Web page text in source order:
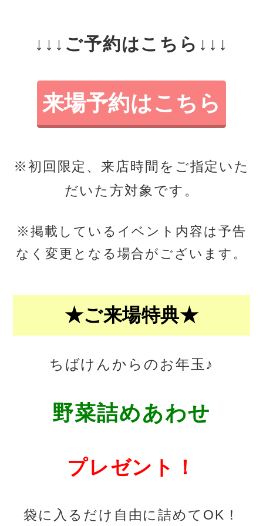
↓↓↓ご予約はこちら↓↓↓
来場予約はこちら
※初回限定、来店時間をご指定いた
だいた方対象です。
※掲載しているイベント内容は予告
なく変更となる場合がございます。
★ご来場特典★
ちばけんからのお年玉♪
野菜詰めあわせ
プレゼント！
袋に入るだけ自由に詰めてOK！